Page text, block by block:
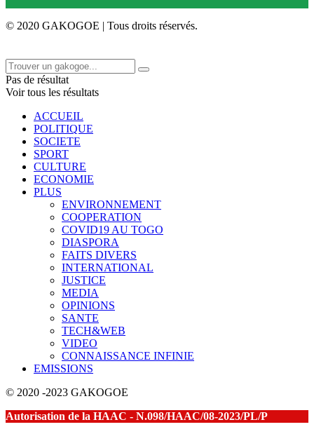
© 2020 GAKOGOE | Tous droits réservés.
Pas de résultat
Voir tous les résultats
ACCUEIL
POLITIQUE
SOCIETE
SPORT
CULTURE
ECONOMIE
PLUS
ENVIRONNEMENT
COOPERATION
COVID19 AU TOGO
DIASPORA
FAITS DIVERS
INTERNATIONAL
JUSTICE
MEDIA
OPINIONS
SANTE
TECH&WEB
VIDEO
CONNAISSANCE INFINIE
EMISSIONS
© 2020 -2023 GAKOGOE
Autorisation de la HAAC - N.098/HAAC/08-2023/PL/P